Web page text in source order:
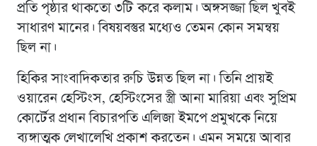
প্রতি পৃষ্ঠার থাকতো ৩টি করে কলাম। অঙ্গসজ্জা ছিল খুবই
সাধারণ মানের। বিষয়বস্তুর মধ্যেও তেমন কোন সমন্বয়
ছিল না।
হিকির সাংবাদিকতার রুচি উন্নত ছিল না। তিনি প্রায়ই
ওয়ারেন হেস্টিংস, হেস্টিংসের স্ত্রী আনা মারিয়া এবং সুপ্রিম
কোর্টের প্রধান বিচারপতি এলিজা ইমপে প্রমুখকে নিয়ে
ব্যঙ্গাত্মক লেখালেখি প্রকাশ করতেন। এমন সময়ে আবার